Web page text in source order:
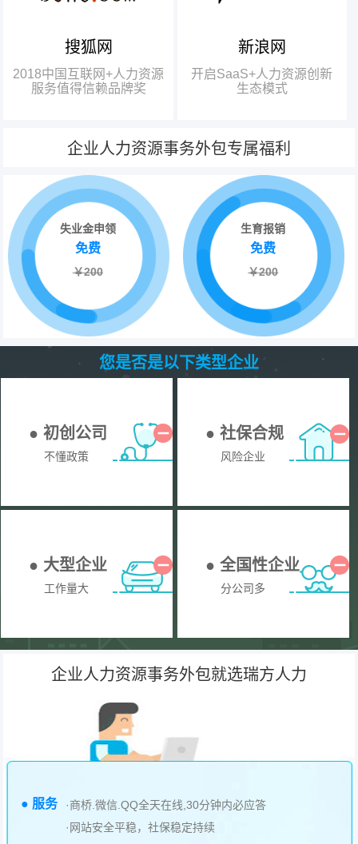
搜狐网
2018中国互联网+人力资源
服务值得信赖品牌奖
瑞方人力获得人力资源行业唯
一奖项——“2018中国互联网+人
力资源服务值得信赖品牌奖”
新浪网
开启SaaS+人力资源创新
生态模式
企业人力资源事务外包专属福利
失业金申领
免费
￥200
生育报销
免费
￥200
您是否是以下类型企业
● 初创公司
不懂政策
● 社保合规
风险企业
● 大型企业
工作量大
● 全国性企业
分公司多
企业人力资源事务外包就选瑞方人力
● 服务
·商桥.微信.QQ全天在线,30分钟内必应答
·网站安全平稳，社保稳定持续